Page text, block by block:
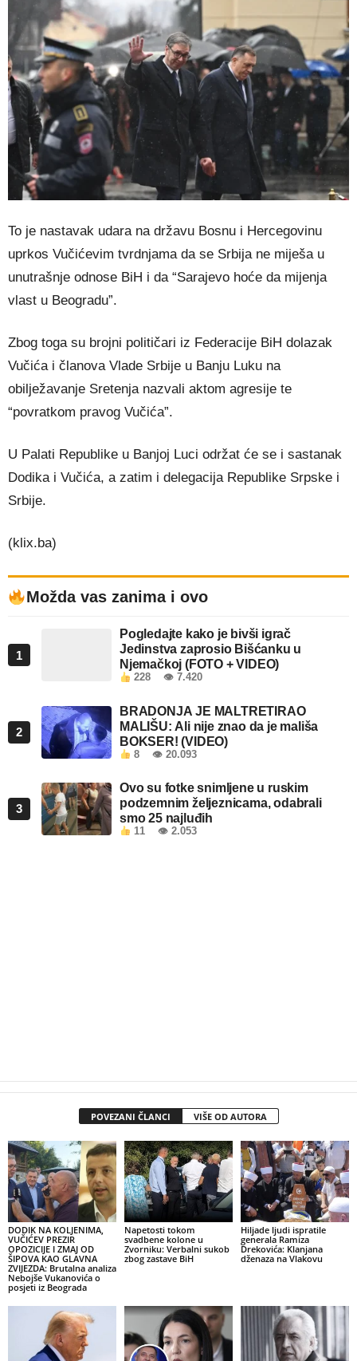
To je nastavak udara na državu Bosnu i Hercegovinu
uprkos Vučićevim tvrdnjama da se Srbija ne miješa u
unutrašnje odnose BiH i da “Sarajevo hoće da mijenja
vlast u Beogradu”.
Zbog toga su brojni političari iz Federacije BiH dolazak
Vučića i članova Vlade Srbije u Banju Luku na
obilježavanje Sretenja nazvali aktom agresije te
“povratkom pravog Vučića”.
U Palati Republike u Banjoj Luci održat će se i sastanak
Dodika i Vučića, a zatim i delegacija Republike Srpske i
Srbije.
(klix.ba)
Možda vas zanima i ovo
1
Pogledajte kako je bivši igrač
Jedinstva zaprosio Bišćanku u
Njemačkoj (FOTO + VIDEO)
228 👁 7.420
2
BRADONJA JE MALTRETIRAO
MALIŠU: Ali nije znao da je mališa
BOKSER! (VIDEO)
8 👁 20.093
3
Ovo su fotke snimljene u ruskim
podzemnim željeznicama, odabrali
smo 25 najluđih
11 👁 2.053
POVEZANI ČLANCI VIŠE OD AUTORA
DODIK NA KOLJENIMA,
VUČIĆEV PREZIR
OPOZICIJE I ZMAJ OD
ŠIPOVA KAO GLAVNA
ZVIJEZDA: Brutalna analiza
Nebojše Vukanovića o
posjeti iz Beograda
Napetosti tokom
svadbene kolone u
Zvorniku: Verbalni sukob
zbog zastave BiH
Hiljade ljudi ispratile
generala Ramiza
Drekovića: Klanjana
dženaza na Vlakovu